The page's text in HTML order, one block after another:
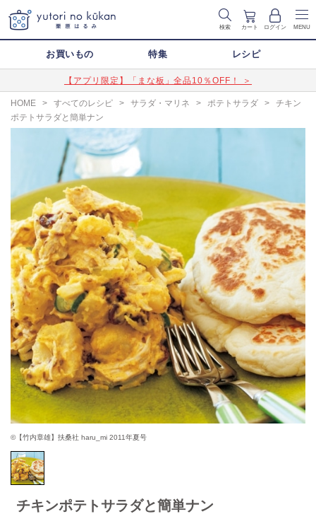
検索 カート ログイン MENU
お買いもの 特集 レシピ
【アプリ限定】「まな板」全品10％OFF！ ＞
HOME > すべてのレシピ > サラダ・マリネ > ポテトサラダ >
チキン
ポテトサラダと簡単ナン
©【竹内章雄】扶桑社 haru_mi 2011年夏号
チキンポテトサラダと簡単ナン